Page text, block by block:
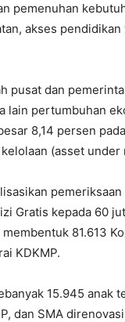
pemenuhan
akses
pusat dan
lain pertumbuhan
8,14 persen
(asset
Gratis kepada 60
81.613
KDKMP.
15.945 anak
dan SMA